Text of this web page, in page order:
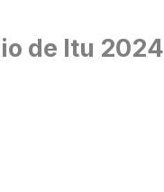
de Itu 2024